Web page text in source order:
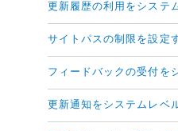
更新履歴の利用をシステ
サイトパスの制限を設定
フィードバックの受付を
更新通知をシステムレベ